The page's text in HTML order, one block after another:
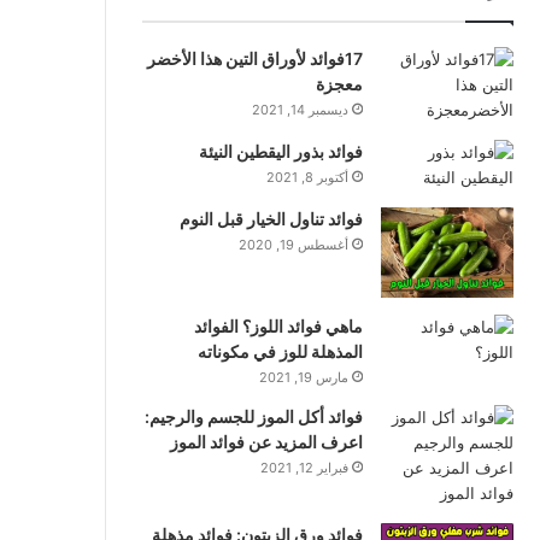
17فوائد لأوراق التين هذا الأخضر
معجزة
ديسمبر 14, 2021
فوائد بذور اليقطين النيئة
أكتوبر 8, 2021
فوائد تناول الخيار قبل النوم
أغسطس 19, 2020
ماهي فوائد اللوز؟ الفوائد
المذهلة للوز في مكوناته
مارس 19, 2021
فوائد أكل الموز للجسم والرجيم:
اعرف المزيد عن فوائد الموز
فبراير 12, 2021
فوائد ورق الزيتون: فوائد مذهلة